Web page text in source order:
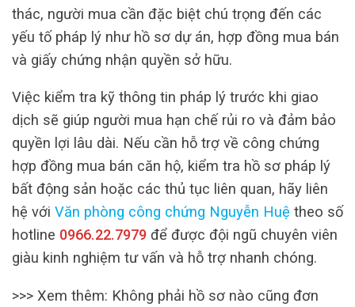
thác, người mua cần đặc biệt chú trọng đến các
yếu tố pháp lý như hồ sơ dự án, hợp đồng mua bán
và giấy chứng nhận quyền sở hữu.
Việc kiểm tra kỹ thông tin pháp lý trước khi giao
dịch sẽ giúp người mua hạn chế rủi ro và đảm bảo
quyền lợi lâu dài. Nếu cần hỗ trợ về công chứng
hợp đồng mua bán căn hộ, kiểm tra hồ sơ pháp lý
bất động sản hoặc các thủ tục liên quan, hãy liên
hệ với Văn phòng công chứng Nguyễn Huệ theo số
hotline 0966.22.7979 để được đội ngũ chuyên viên
giàu kinh nghiệm tư vấn và hỗ trợ nhanh chóng.
>>> Xem thêm: Không phải hồ sơ nào cũng đơn